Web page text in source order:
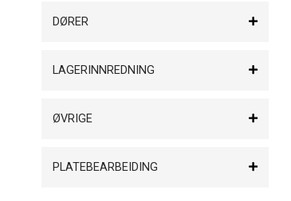
DØRER
LAGERINNREDNING
ØVRIGE
PLATEBEARBEIDING